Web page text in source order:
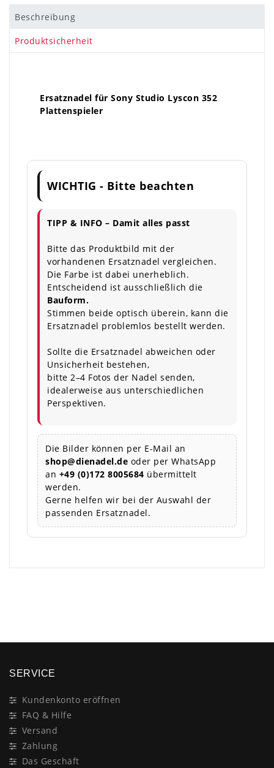
Beschreibung
Produktsicherheit
Ersatznadel für Sony Studio Lyscon 352
Plattenspieler
WICHTIG - Bitte beachten
TIPP & INFO – Damit alles passt
Bitte das Produktbild mit der
vorhandenen Ersatznadel vergleichen.
Die Farbe ist dabei unerheblich.
Entscheidend ist ausschließlich die
Bauform.
Stimmen beide optisch überein, kann die
Ersatznadel problemlos bestellt werden.
Sollte die Ersatznadel abweichen oder
Unsicherheit bestehen,
bitte 2–4 Fotos der Nadel senden,
idealerweise aus unterschiedlichen
Perspektiven.
Die Bilder können per E-Mail an
shop@dienadel.de oder per WhatsApp
an +49 (0)172 8005684 übermittelt
werden.
Gerne helfen wir bei der Auswahl der
passenden Ersatznadel.
SERVICE
Kundenkonto eröffnen
FAQ & Hilfe
Versand
Zahlung
Das Geschäft